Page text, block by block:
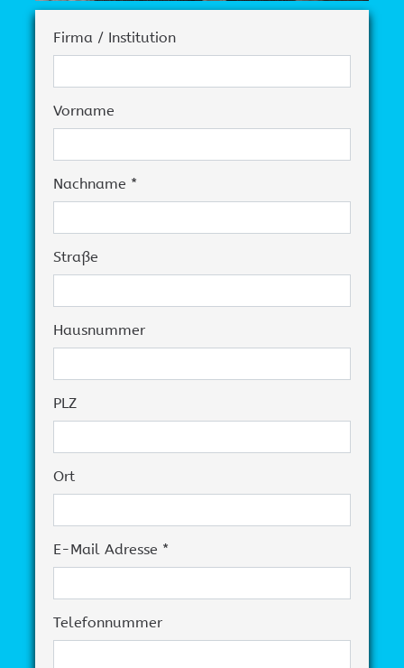
Firma / Institution
Vorname
Nachname *
Straße
Hausnummer
PLZ
Ort
E-Mail Adresse *
Telefonnummer